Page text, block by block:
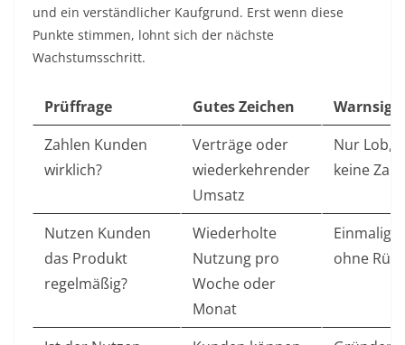
und ein verständlicher Kaufgrund. Erst wenn diese
Punkte stimmen, lohnt sich der nächste
Wachstumsschritt.
Prüffrage Gutes Zeichen
Zahlen Kunden
wirklich?
Verträge oder
wiederkehrender
Umsatz
Nur Lob,
keine
Nutzen Kunden
das Produkt
regelmäßig?
Wiederholte
Nutzung pro
Woche oder
Monat
Einmalige
ohne